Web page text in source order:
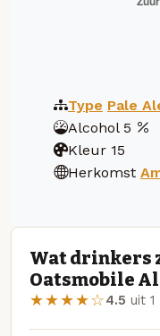
Type Pale
Alcohol 5
Kleur 15
Herkomst
Wat drinkers
Oatsmobile
★★★★☆4.5 uit